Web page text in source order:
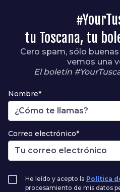
tu Toscana, tu
Cero spam, sólo
vemos una
El boletín
Nombre*
Correo electrónico*
He leído y acepto la Política
procesamiento de mis datos